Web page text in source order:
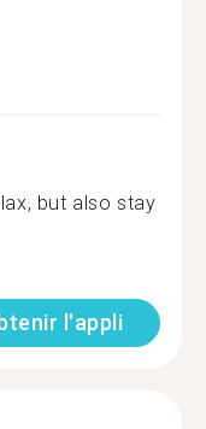
but also stay
l'appli